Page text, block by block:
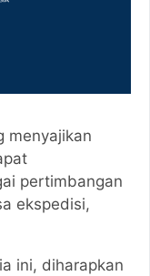
menyajikan
pertimbangan
ekspedisi,
ini, diharapkan